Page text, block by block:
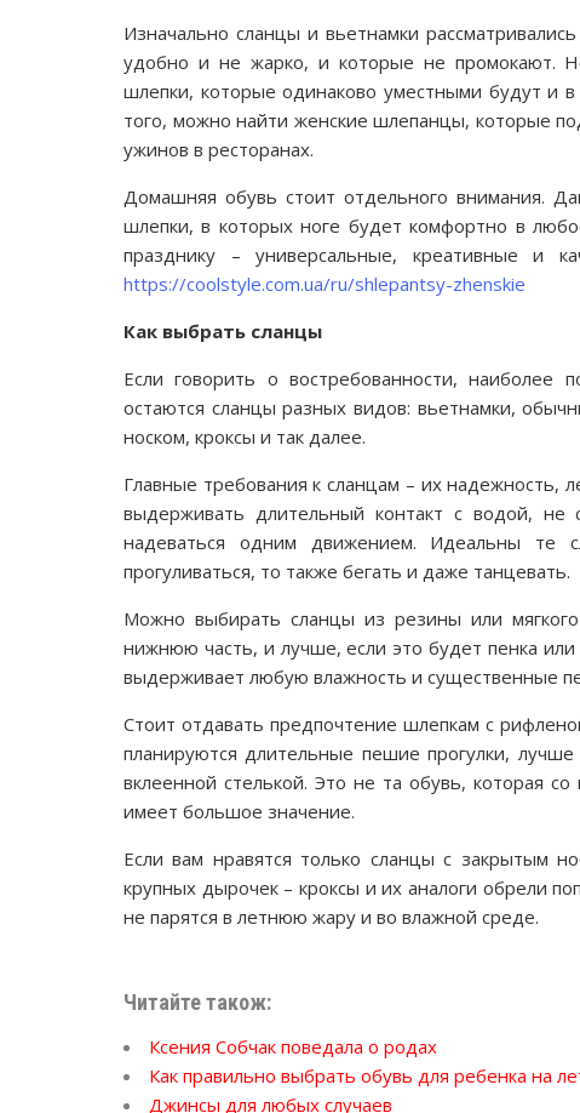
Изначально сланцы и вьетнамки
удобно и не жарко, и которые не промокают.
шлепки, которые одинаково уместными будут и
того, можно найти женские шлепанцы, которые
ужинов в ресторанах.
Домашняя обувь стоит отдельного внимания.
шлепки, в которых ноге будет комфортно в
празднику – универсальные, креативные и
https://coolstyle.com.ua/ru/shlepantsy-zhenskie
Как выбрать сланцы
Если говорить о востребованности,
остаются сланцы разных видов: вьетнамки,
носком, кроксы и так далее.
Главные требования к сланцам – их надежность,
выдерживать длительный контакт с водой, не
надеваться одним движением. Идеальны те
прогуливаться, то также бегать и даже танцевать.
Можно выбирать сланцы из резины или
нижнюю часть, и лучше, если это будет пенка или
выдерживает любую влажность и существенные
Стоит отдавать предпочтение шлепкам с
планируются длительные пешие прогулки,
вклеенной стелькой. Это не та обувь, которая
имеет большое значение.
Если вам нравятся только сланцы с закрытым
крупных дырочек – кроксы и их аналоги обрели
не парятся в летнюю жару и во влажной среде.
Читайте також:
Ксения Собчак поведала о родах
Как правильно выбрать обувь для ребенка на
Джинсы для любых случаев